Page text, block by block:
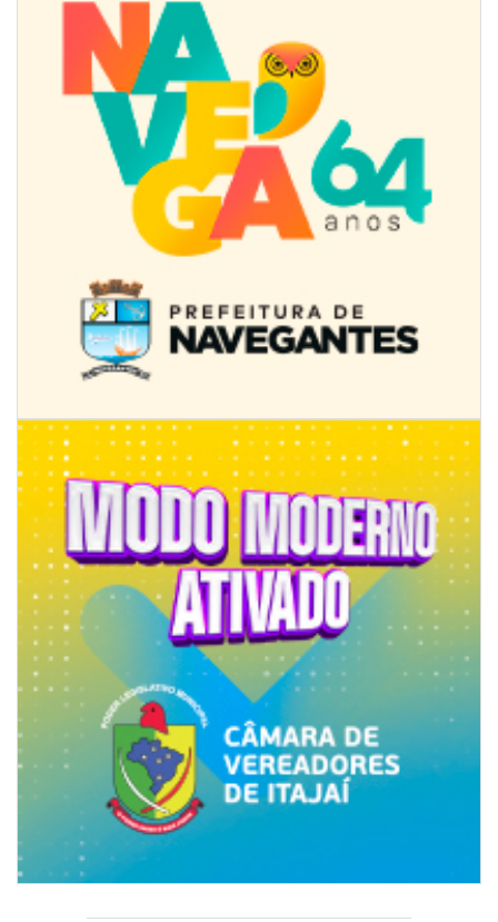
09/08/2026 | 07:00
4º Festival Náutico de Navegantes reúne esporte, tradição e regatas
BALNEÁRIO PIÇARRAS